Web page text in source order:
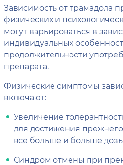
Зависимость от трамадола
физических и
могут варьироваться в
индивидуальных
продолжительности
препарата.
Физические симптомы
включают:
Увеличение
для достижения
все больше и больше
Синдром отмены при